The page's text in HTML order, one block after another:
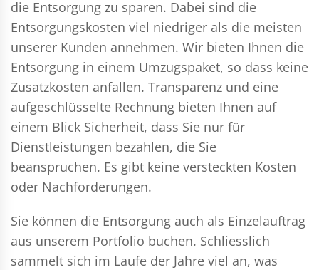
die Entsorgung zu sparen. Dabei sind die
Entsorgungskosten viel niedriger als die meisten
unserer Kunden annehmen. Wir bieten Ihnen die
Entsorgung in einem Umzugspaket, so dass keine
Zusatzkosten anfallen. Transparenz und eine
aufgeschlüsselte Rechnung bieten Ihnen auf
einem Blick Sicherheit, dass Sie nur für
Dienstleistungen bezahlen, die Sie
beanspruchen. Es gibt keine versteckten Kosten
oder Nachforderungen.
Sie können die Entsorgung auch als Einzelauftrag
aus unserem Portfolio buchen. Schliesslich
sammelt sich im Laufe der Jahre viel an, was